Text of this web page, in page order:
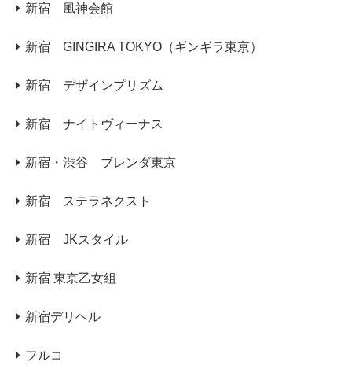
新宿 風神会館
新宿 GINGIRA TOKYO（ギンギラ東京）
新宿 デザインプリズム
新宿 ナイトヴィーナス
新宿・渋谷 ブレンダ東京
新宿 ステラネクスト
新宿 JKスタイル
新宿 東京乙女組
新宿デリヘル
フルコ